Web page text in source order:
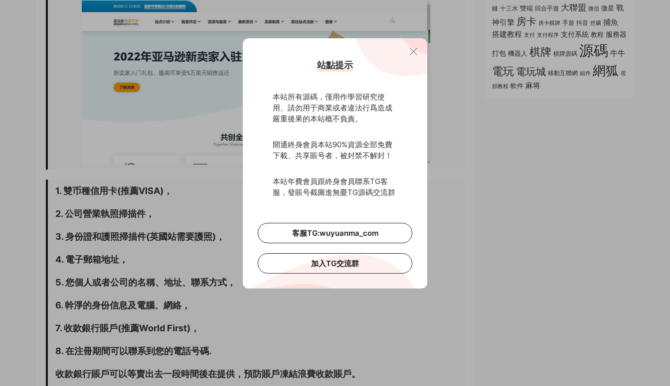
1. 雙币種信用卡(推薦VISA)，
2. 公司營業執照掃描件，
3. 身份證和護照掃描件(英國站需要護照)，
4. 電子郵箱地址，
5. 您個人或者公司的名稱、地址、聯系方式，
6. 幹淨的身份信息及電腦、網絡，
7. 收款銀行賬戶(推薦World First)，
8. 在注冊期間可以聯系到您的電話号碼.
收款銀行賬戶可以等賣出去一段時間後在提供，預防賬戶凍結浪費收款賬戶。
鏈 十三水 雙端 回合手遊 大聯盟 微信 微星 戰
神引擎 房卡 房卡棋牌 手遊 抖音 挖礦 捕魚
搭建教程 支付 支付程序 支付系統 教程 服務器
打包 機器人 棋牌 棋牌源碼 源碼 牛牛
電玩 電玩城 移動互聯網 組件 網狐 視
頻教程 軟件 麻将
站點提示
本站所有源碼，僅用作學習研究使
用、請勿用于商業或者違法行爲造成
嚴重後果的本站概不負責。
開通終身會員本站90%資源全部免費
下載、共享賬号者，被封禁不解封！
本站年費會員跟終身會員聯系TG客
服，發賬号截圖進無憂TG源碼交流群
客服TG:wuyuanma_com
加入TG交流群